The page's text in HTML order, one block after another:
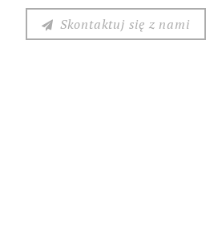
Skontaktuj się z nami